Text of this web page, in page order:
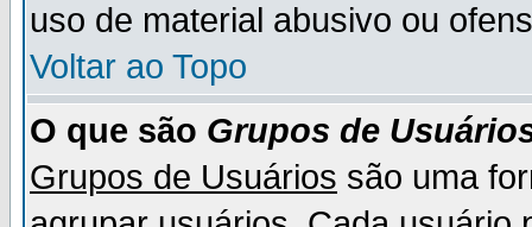
uso de material abusivo ou
Voltar ao Topo
O que são Grupos de
Grupos de Usuários são uma